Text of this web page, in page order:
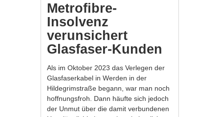
Metrofibre-
Insolvenz
verunsichert
Glasfaser-Kunden
Als im Oktober 2023 das Verlegen der
Glasfaserkabel in Werden in der
Hildegrimstraße begann, war man noch
hoffnungsfroh. Dann häufte sich jedoch
der Unmut über die damit verbundenen